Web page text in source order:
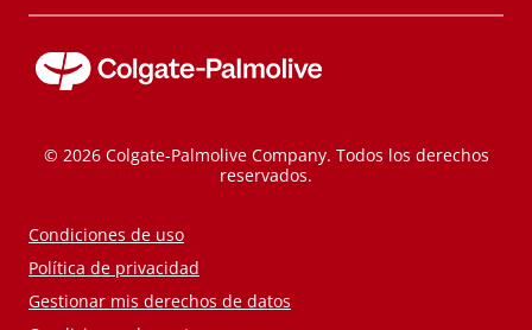
© 2026 Colgate-Palmolive Company. Todos los derechos
reservados.
Condiciones de uso
Política de privacidad
Gestionar mis derechos de datos